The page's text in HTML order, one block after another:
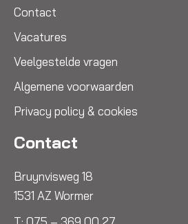
Contact
Vacatures
Veelgestelde vragen
Algemene voorwaarden
Privacy policy & cookies
Contact
Bruynvisweg 18
1531 AZ Wormer